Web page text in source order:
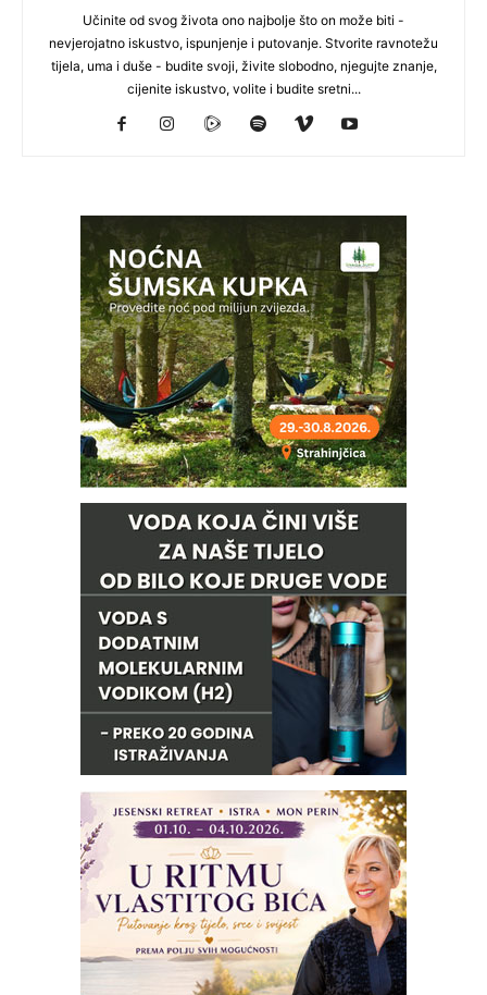
Učinite od svog života ono najbolje što on može biti -
nevjerojatno iskustvo, ispunjenje i putovanje. Stvorite ravnotežu
tijela, uma i duše - budite svoji, živite slobodno, njegujte znanje,
cijenite iskustvo, volite i budite sretni...